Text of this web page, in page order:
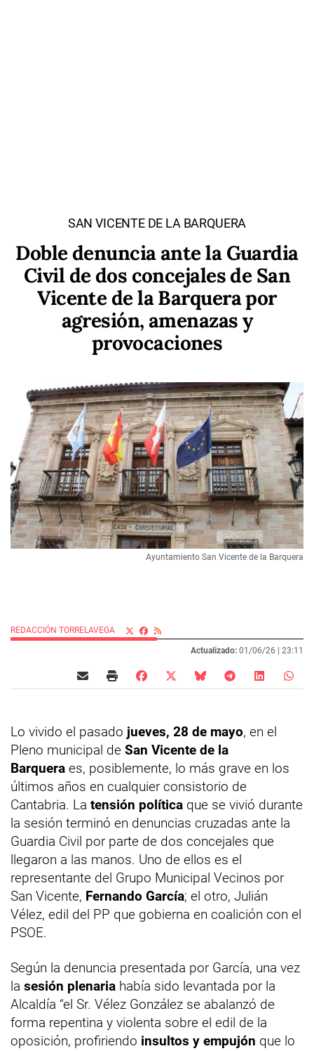
SAN VICENTE DE LA BARQUERA
Doble denuncia ante la Guardia
Civil de dos concejales de San
Vicente de la Barquera por
agresión, amenazas y
provocaciones
Ayuntamiento San Vicente de la Barquera
REDACCIÓN TORRELAVEGA
Actualizado: 01/06/26 | 23:11
Lo vivido el pasado jueves, 28 de mayo, en el
Pleno municipal de San Vicente de la
Barquera es, posiblemente, lo más grave en los
últimos años en cualquier consistorio de
Cantabria. La tensión política que se vivió durante
la sesión terminó en denuncias cruzadas ante la
Guardia Civil por parte de dos concejales que
llegaron a las manos. Uno de ellos es el
representante del Grupo Municipal Vecinos por
San Vicente, Fernando García; el otro, Julián
Vélez, edil del PP que gobierna en coalición con el
PSOE.
Según la denuncia presentada por García, una vez
la sesión plenaria había sido levantada por la
Alcaldía “el Sr. Vélez González se abalanzó de
forma repentina y violenta sobre el edil de la
oposición, profiriendo insultos y empujón que lo